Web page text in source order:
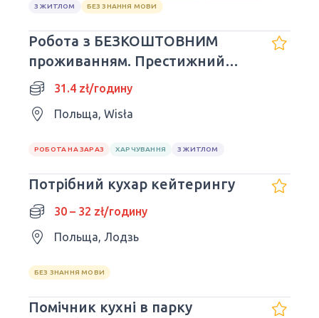
З ЖИТЛОМ
БЕЗ ЗНАННЯ МОВИ
Робота з БЕЗКОШТОВНИМ
проживанням. Престижний
готель у горах
31.4 zł/годину
Польща, Wisła
РОБОТА НА ЗАРАЗ ХАРЧУВАННЯ З ЖИТЛОМ
Потрібний кухар кейтерингу
30 – 32 zł/годину
Польща, Лодзь
БЕЗ ЗНАННЯ МОВИ
Помічник кухні в парку